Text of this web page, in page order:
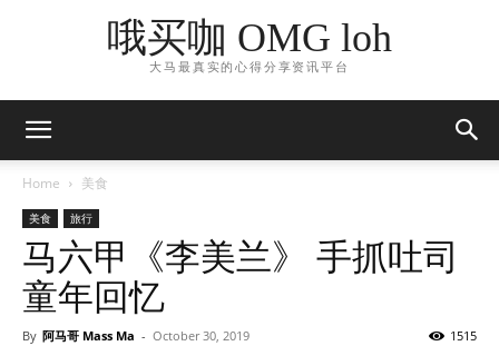
哦买咖 OMG loh
大马最真实的心得分享资讯平台
Home 美食
美食 旅行
马六甲《李美兰》 手抓吐司
童年回忆
By 阿马哥 Mass Ma - October 30, 2019 1515